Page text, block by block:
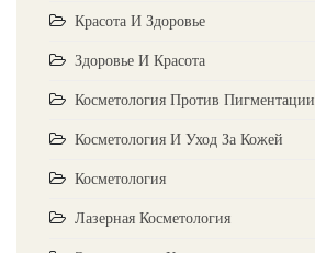
Красота И Здоровье
Здоровье И Красота
Косметология Против Пигментации
Косметология И Уход За Кожей
Косметология
Лазерная Косметология